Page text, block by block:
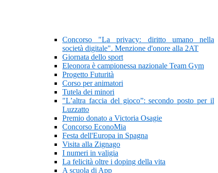
Concorso "La privacy: diritto umano nella
società digitale". Menzione d'onore alla 2AT
Giornata dello sport
Eleonora è campionessa nazionale Team Gym
Progetto Futurità
Corso per animatori
Tutela dei minori
"L’altra faccia del gioco”: secondo posto per il
Luzzatto
Premio donato a Victoria Osagie
Concorso EconoMia
Festa dell'Europa in Spagna
Visita alla Zignago
I numeri in valigia
La felicità oltre i doping della vita
A scuola di App